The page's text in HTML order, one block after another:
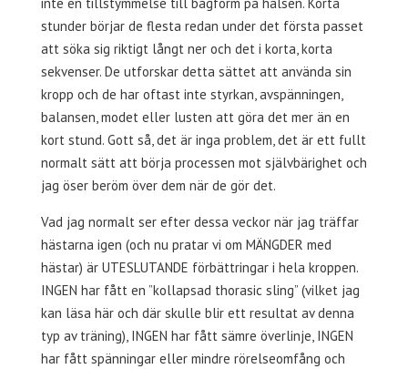
stunder börjar de flesta redan under det första passet
att söka sig riktigt långt ner och det i korta, korta
sekvenser. De utforskar detta sättet att använda sin
kropp och de har oftast inte styrkan, avspänningen,
balansen, modet eller lusten att göra det mer än en
kort stund. Gott så, det är inga problem, det är ett fullt
normalt sätt att börja processen mot självbärighet och
jag öser beröm över dem när de gör det.
Vad jag normalt ser efter dessa veckor när jag träffar
hästarna igen (och nu pratar vi om MÄNGDER med
hästar) är UTESLUTANDE förbättringar i hela kroppen.
INGEN har fått en ”kollapsad thorasic sling” (vilket jag
kan läsa här och där skulle blir ett resultat av denna
typ av träning), INGEN har fått sämre överlinje, INGEN
har fått spänningar eller mindre rörelseomfång och